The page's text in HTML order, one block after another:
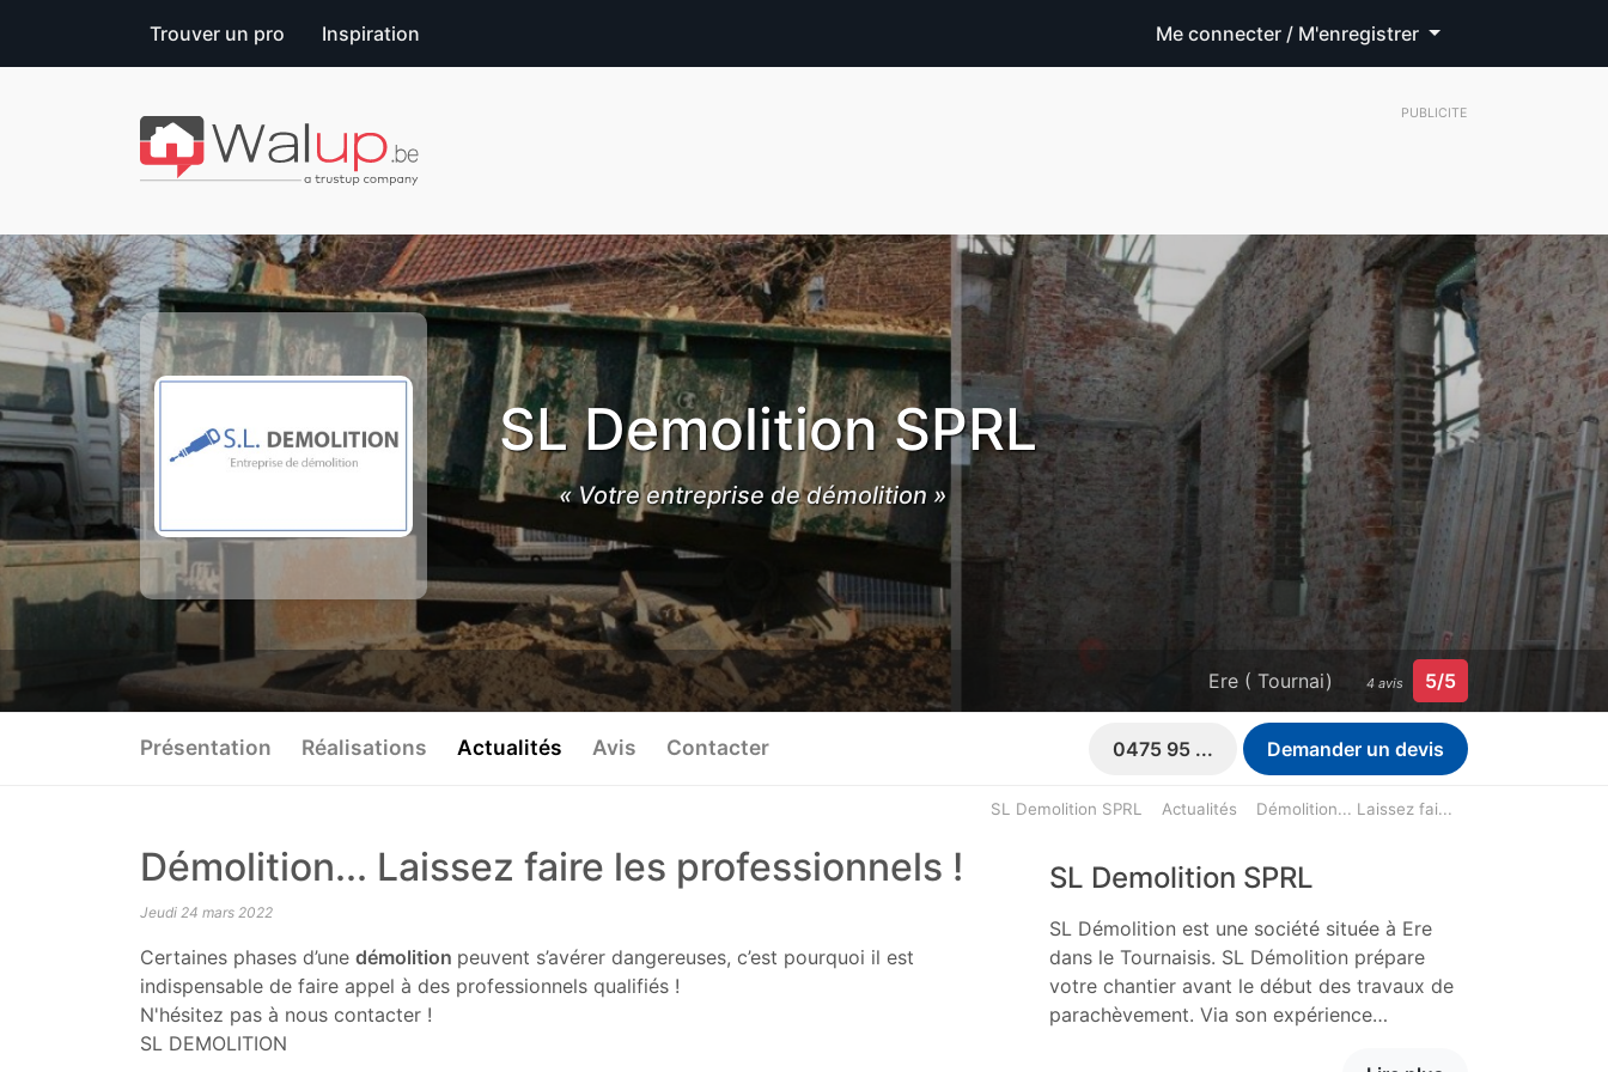
Trouver un pro Inspiration Me connecter / M'enregistrer
PUBLICITE
SL Demolition SPRL
« Votre entreprise de démolition »
Ere ( Tournai) 4 avis 5/5
Présentation Réalisations Actualités Avis Contacter 0475 95 ... Demander un devis
SL Demolition SPRL Actualités Démolition... Laissez fai...
Démolition... Laissez faire les professionnels !
Jeudi 24 mars 2022
Certaines phases d’une démolition peuvent s’avérer dangereuses, c’est pourquoi il est
indispensable de faire appel à des professionnels qualifiés !
N'hésitez pas à nous contacter !
SL DEMOLITION
SL Demolition SPRL
SL Démolition est une société située à Ere
dans le Tournaisis. SL Démolition prépare
votre chantier avant le début des travaux de
parachèvement. Via son expérience…